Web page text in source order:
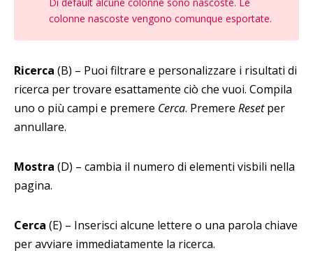
colonne nascoste vengono comunque esportate.
Ricerca (B) – Puoi filtrare e personalizzare i risultati di
ricerca per trovare esattamente ciò che vuoi. Compila
uno o più campi e premere Cerca. Premere Resetper
annullare.
Mostra (D) – cambia il numero di elementi visbili nella
pagina.
Cerca (E) – Inserisci alcune lettere o una parola chiave
per avviare immediatamente la ricerca.